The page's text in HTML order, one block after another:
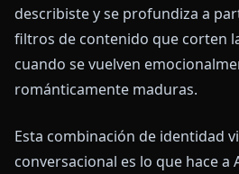
describiste y se profundiza a
filtros de contenido que corten
cuando se vuelven
románticamente maduras.
Esta combinación de identidad
conversacional es lo que hace